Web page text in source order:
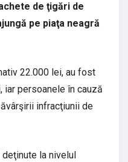
de ţigări de
pe piaţa neagră
22.000 lei, au fost
persoanele în cauză
infracţiunii de
la nivelul